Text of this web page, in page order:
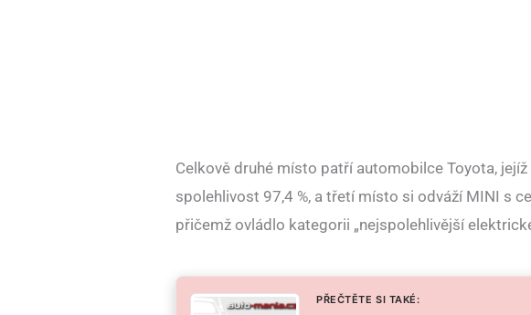
Celkově druhé místo patří automobilce Toyota,
spolehlivost 97,4 %, a třetí místo si odváží MINI s
přičemž ovládlo kategorii „nejspolehlivější
PŘEČTĚTE SI TAKÉ: